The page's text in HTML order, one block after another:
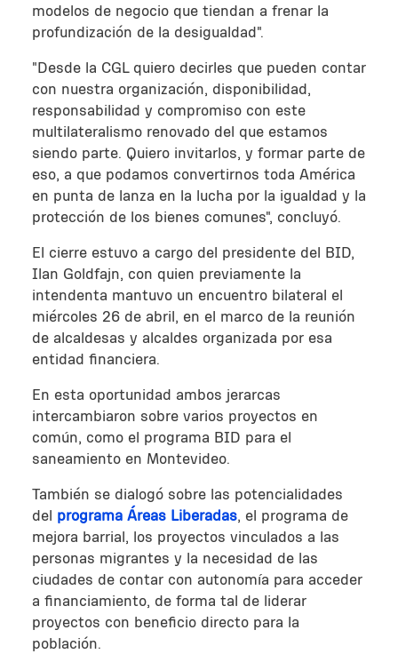
modelos de negocio que tiendan a frenar la
profundización de la desigualdad".
"Desde la CGL quiero decirles que pueden contar
con nuestra organización, disponibilidad,
responsabilidad y compromiso con este
multilateralismo renovado del que estamos
siendo parte. Quiero invitarlos, y formar parte de
eso, a que podamos convertirnos toda América
en punta de lanza en la lucha por la igualdad y la
protección de los bienes comunes", concluyó.
El cierre estuvo a cargo del presidente del BID,
Ilan Goldfajn, con quien previamente la
intendenta mantuvo un encuentro bilateral el
miércoles 26 de abril, en el marco de la reunión
de alcaldesas y alcaldes organizada por esa
entidad financiera.
En esta oportunidad ambos jerarcas
intercambiaron sobre varios proyectos en
común, como el programa BID para el
saneamiento en Montevideo.
También se dialogó sobre las potencialidades
del programa Áreas Liberadas, el programa de
mejora barrial, los proyectos vinculados a las
personas migrantes y la necesidad de las
ciudades de contar con autonomía para acceder
a financiamiento, de forma tal de liderar
proyectos con beneficio directo para la
población.